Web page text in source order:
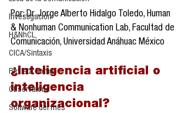
Investigación
H&NhCL
CICA/Sintaxis
Revista ComA
Observatorio
Software del mes
Por: Dr. Jorge Alberto Hidalgo Toledo, Human
& Nonhuman Communication Lab, Facultad de
Comunicación, Universidad Anáhuac México
¿Inteligencia artificial o
inteligencia
organizacional?